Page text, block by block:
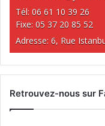
Tél: 06 61 10 39 26
Fixe: 05 37 20 85 52
Adresse: 6, Rue
Retrouvez-nous sur